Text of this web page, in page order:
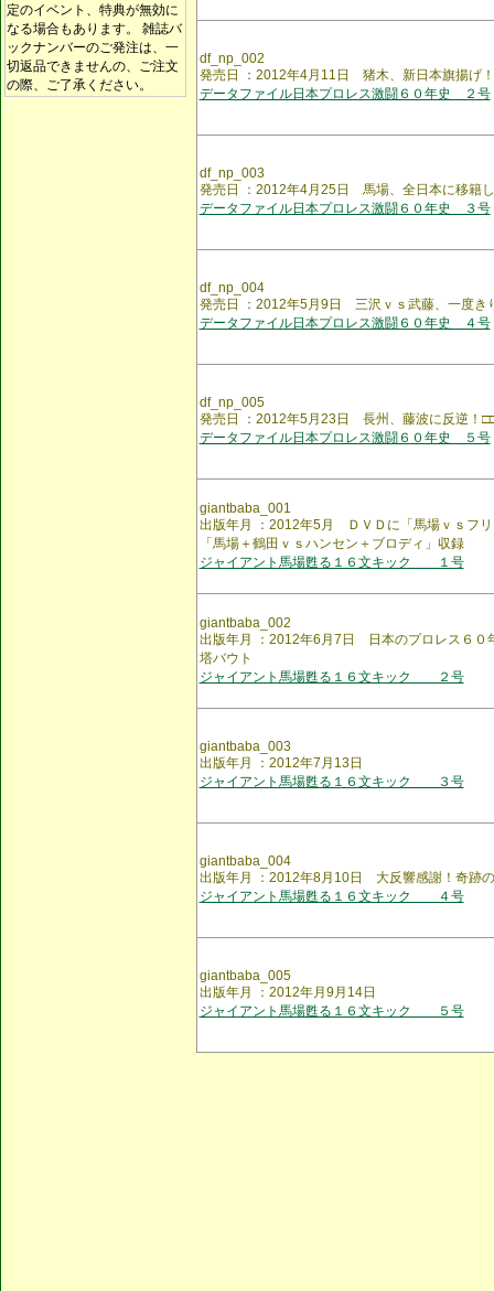
定のイベント、特典が無効に
なる場合もあります。 雑誌バ
ックナンバーのご発注は、一
切返品できませんの、ご注文
の際、ご了承ください。
df_np_002
発売日 ：2012年4月11日 猪木、新日本旗揚げ
データファイル日本プロレス激闘６０年史 ２号
df_np_003
発売日 ：2012年4月25日 馬場、全日本に移籍
データファイル日本プロレス激闘６０年史 ３号
df_np_004
発売日 ：2012年5月9日 三沢ｖｓ武藤、一度き
データファイル日本プロレス激闘６０年史 ４号
df_np_005
発売日 ：2012年5月23日 長州、藤波に反逆！
データファイル日本プロレス激闘６０年史 ５号
giantbaba_001
出版年月 ：2012年5月 ＤＶＤに「馬場ｖｓフ
「馬場＋鶴田ｖｓハンセン＋ブロディ」収録
ジャイアント馬場甦る１６文キック １号
giantbaba_002
出版年月 ：2012年6月7日 日本のプロレス６０
塔バウト
ジャイアント馬場甦る１６文キック ２号
giantbaba_003
出版年月 ：2012年7月13日
ジャイアント馬場甦る１６文キック ３号
giantbaba_004
出版年月 ：2012年8月10日 大反響感謝！奇跡
ジャイアント馬場甦る１６文キック ４号
giantbaba_005
出版年月 ：2012年月9月14日
ジャイアント馬場甦る１６文キック ５号